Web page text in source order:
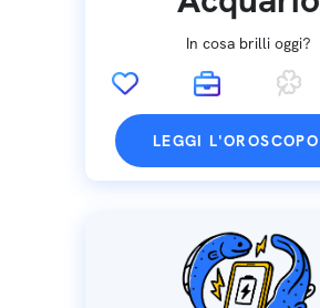
In cosa brilli oggi?
LEGGI L'OROSCOPO